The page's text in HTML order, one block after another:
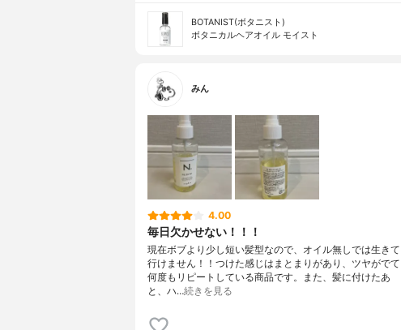
BOTANIST(ボタニスト)
ボタニカルヘアオイル モイスト
みん
4.00
毎日欠かせない！！！
現在ボブより少し短い髪型なので、オイル無しでは生きて
行けません！！つけた感じはまとまりがあり、ツヤがでて
何度もリピートしている商品です。また、髪に付けたあ
と、ハ…続きを見る